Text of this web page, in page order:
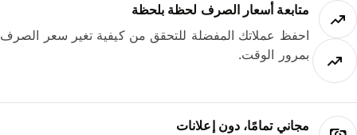
متابعة أسعار الصرف لحظة بلحظة
احفظ عملاتك المفضلة للتحقق من كيفية تغير سعر الصرف
بمرور الوقت.
مجاني تمامًا، دون إعلانات